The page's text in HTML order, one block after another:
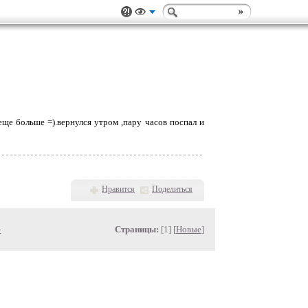
больше =).вернулся утром ,пару часов поспал и
Нравится Поделиться
Страницы: [1] [Новые]